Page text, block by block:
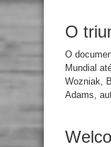
O
O
Mundial
Wozniak,
Adams,